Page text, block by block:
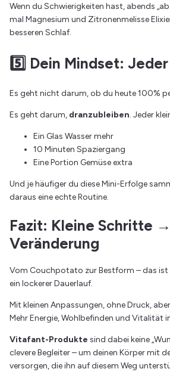
Wenn du Schwierigkeiten hast, abends
mal Magnesium und Zitronenmelisse
besseren Schlaf.
5️⃣ Dein Mindset:
Es geht nicht darum, ob du heute 100%
Es geht darum, dranzubleiben. Jeder
Ein Glas Wasser mehr
10 Minuten Spaziergang
Eine Portion Gemüse extra
Und je häufiger du diese Mini-Erfolge
daraus eine echte Routine.
Fazit: Kleine Schritte
Veränderung
Vom Couchpotato zur Bestform – das ist
ein lockerer Dauerlauf.
Mit kleinen Anpassungen, ohne Druck,
Mehr Energie, Wohlbefinden und Vitalität
Vitafant-Produkte sind dabei keine
clevere Begleiter – um deinen Körper mit
versorgen, die ihn auf diesem Weg